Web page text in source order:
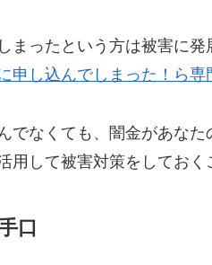
まったという方は被害に
申し込んでしまった！ら
でなくても、闇金があな
用して被害対策をしておく
口